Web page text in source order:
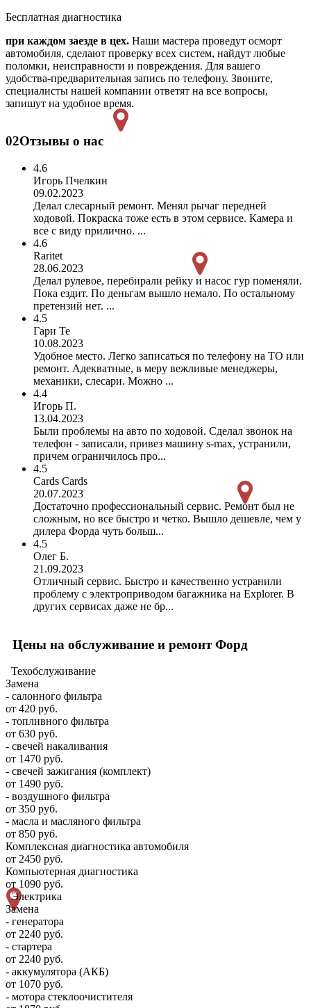
Бесплатная диагностика
при каждом заезде в цех. Наши мастера проведут осморт
автомобиля, сделают проверку всех систем, найдут любые
поломки, неисправности и повреждения. Для вашего
удобства-предварительная запись по телефону. Звоните,
специалисты нашей компании ответят на все вопросы,
запишут на удобное время.
02Отзывы о нас
4.6
Игорь Пчелкин
09.02.2023
Делал слесарный ремонт. Менял рычаг передней
ходовой. Покраска тоже есть в этом сервисе. Камера и
все с виду прилично. ...
4.6
Raritet
28.06.2023
Делал рулевое, перебирали рейку и насос гур поменяли.
Пока ездит. По деньгам вышло немало. По остальному
претензий нет. ...
4.5
Гари Те
10.08.2023
Удобное место. Легко записаться по телефону на ТО или
ремонт. Адекватные, в меру вежливые менеджеры,
механики, слесари. Можно ...
4.4
Игорь П.
13.04.2023
Были проблемы на авто по ходовой. Сделал звонок на
телефон - записали, привез машину s-max, устранили,
причем ограничилось про...
4.5
Cards Cards
20.07.2023
Достаточно профессиональный сервис. Ремонт был не
сложным, но все быстро и четко. Вышло дешевле, чем у
дилера Форда чуть больш...
4.5
Олег Б.
21.09.2023
Отличный сервис. Быстро и качественно устранили
проблему с электроприводом багажника на Explorer. В
других сервисах даже не бр...
Цены на обслуживание и ремонт Форд
Техобслуживание
Замена
- салонного фильтра
от 420 руб.
- топливного фильтра
от 630 руб.
- свечей накаливания
от 1470 руб.
- свечей зажигания (комплект)
от 1490 руб.
- воздушного фильтра
от 350 руб.
- масла и масляного фильтра
от 850 руб.
Комплексная диагностика автомобиля
от 2450 руб.
Компьютерная диагностика
от 1090 руб.
Электрика
Замена
- генератора
от 2240 руб.
- стартера
от 2240 руб.
- аккумулятора (АКБ)
от 1070 руб.
- мотора стеклоочистителя